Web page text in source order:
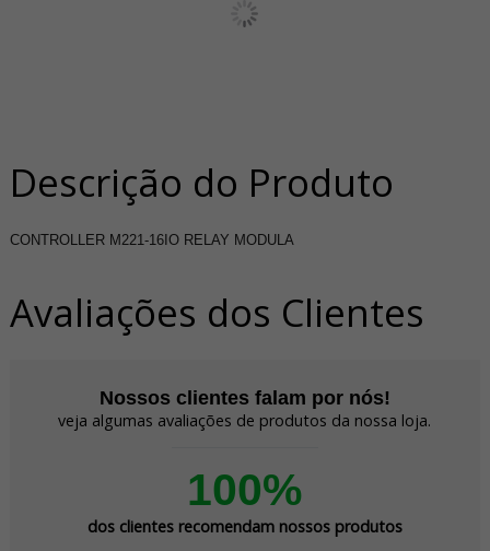
Descrição do Produto
CONTROLLER M221-16IO RELAY MODULA
Avaliações dos Clientes
Nossos clientes falam por nós!
veja algumas avaliações de produtos da nossa loja.
100%
dos clientes recomendam nossos produtos